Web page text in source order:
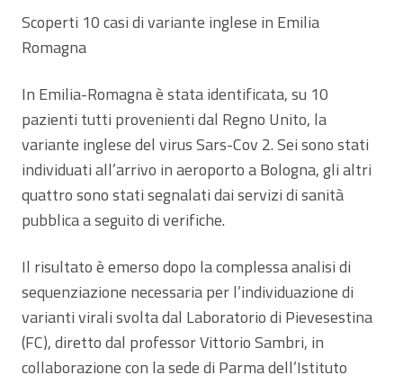
Scoperti 10 casi di variante inglese in Emilia
Romagna
In Emilia-Romagna è stata identificata, su 10
pazienti tutti provenienti dal Regno Unito, la
variante inglese del virus Sars-Cov 2. Sei sono stati
individuati all’arrivo in aeroporto a Bologna, gli altri
quattro sono stati segnalati dai servizi di sanità
pubblica a seguito di verifiche.
Il risultato è emerso dopo la complessa analisi di
sequenziazione necessaria per l’individuazione di
varianti virali svolta dal Laboratorio di Pievesestina
(FC), diretto dal professor Vittorio Sambri, in
collaborazione con la sede di Parma dell’Istituto